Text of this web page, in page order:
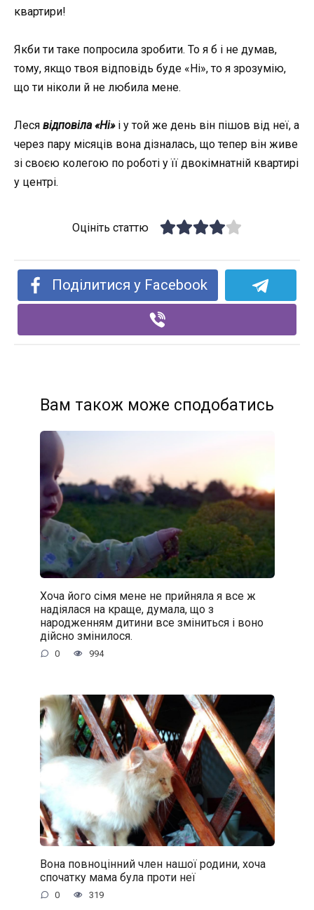
квартири!
Якби ти таке попросила зробити. То я б і не думав,
тому, якщо твоя відповідь буде «Ні», то я зрозумію,
що ти ніколи й не любила мене.
Леся відповіла «Ні» і у той же день він пішов від неї, а
через пару місяців вона дізналась, що тепер він живе
зі своєю колегою по роботі у її двокімнатній квартирі
у центрі.
Оцініть статтю
Поділитися у Facebook
Вам також може сподобатись
Хоча його сімя мене не прийняла я все ж
надіялася на краще, думала, що з
народженням дитини все зміниться і воно
дійсно змінилося.
0 994
Вона повноцінний член нашої родини, хоча
спочатку мама була проти неї
0 319